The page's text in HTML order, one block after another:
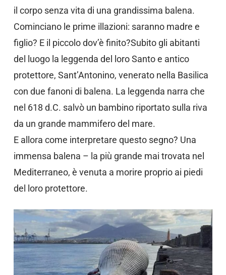
il corpo senza vita di una grandissima balena.
Cominciano le prime illazioni: saranno madre e
figlio? E il piccolo dov’è finito?Subito gli abitanti
del luogo la leggenda del loro Santo e antico
protettore, Sant’Antonino, venerato nella Basilica
con due fanoni di balena. La leggenda narra che
nel 618 d.C. salvò un bambino riportato sulla riva
da un grande mammifero del mare.
E allora come interpretare questo segno? Una
immensa balena – la più grande mai trovata nel
Mediterraneo, è venuta a morire proprio ai piedi
del loro protettore.